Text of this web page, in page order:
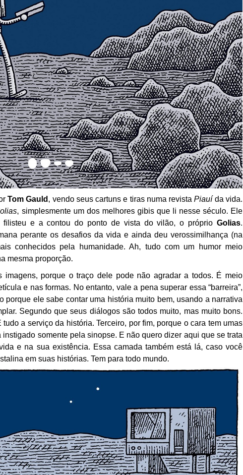
Tom Gauld , vendo seus cartuns e tiras numa revistaPiauída vida.
, simplesmente um dos melhores gibis que li nesse século. Ele
e a contou do ponto de vista do vilão, o próprio Golias.
perante os desafios da vida e ainda deu verossimilhança (na
conhecidos pela humanidade. Ah, tudo com um humor meio
mesma proporção.
porque o traço dele pode não agradar a todos. É meio
e nas formas. No entanto, vale a pena superar essa “barreira”,
porque ele sabe contar uma história muito bem, usando a narrativa
Segundo que seus diálogos são todos muito, mas muito bons.
a serviço da história. Terceiro, por fim, porque o cara tem umas
somente pela sinopse. E não quero dizer aqui que se trata
e na sua existência. Essa camada também está lá, caso você
em suas histórias. Tem para todo mundo.